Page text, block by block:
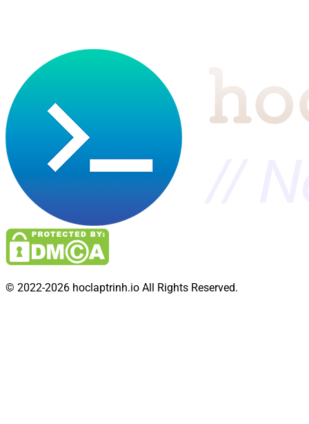
© 2022-2026 hoclaptrinh.io All Rights Reserved.